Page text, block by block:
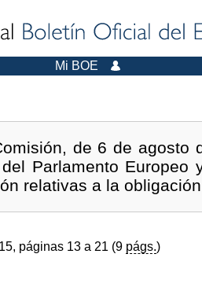
Mi BOE
de 6 de agosto
Parlamento Europeo
relativas a la
páginas 13 a 21 (9 págs.)